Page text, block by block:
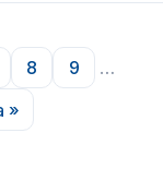
Pagina
8
Pagina
9 …
pagină
»